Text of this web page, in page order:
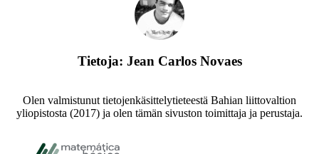
Tietoja: Jean Carlos Novaes
Olen valmistunut tietojenkäsittelytieteestä Bahian liittovaltion
yliopistosta (2017) ja olen tämän sivuston toimittaja ja perustaja.
Footer